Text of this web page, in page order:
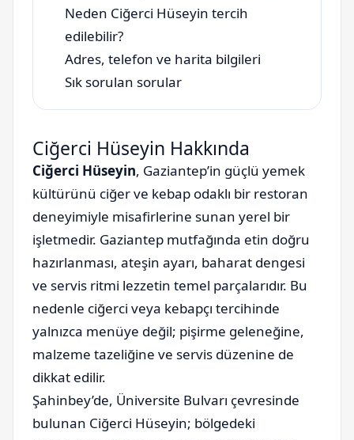
Neden Ciğerci Hüseyin tercih
edilebilir?
Adres, telefon ve harita bilgileri
Sık sorulan sorular
Ciğerci Hüseyin Hakkında
Ciğerci Hüseyin, Gaziantep’in güçlü yemek
kültürünü ciğer ve kebap odaklı bir restoran
deneyimiyle misafirlerine sunan yerel bir
işletmedir. Gaziantep mutfağında etin doğru
hazırlanması, ateşin ayarı, baharat dengesi
ve servis ritmi lezzetin temel parçalarıdır. Bu
nedenle ciğerci veya kebapçı tercihinde
yalnızca menüye değil; pişirme geleneğine,
malzeme tazeliğine ve servis düzenine de
dikkat edilir.
Şahinbey’de, Üniversite Bulvarı çevresinde
bulunan Ciğerci Hüseyin; bölgedeki